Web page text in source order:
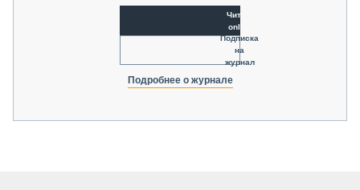
Читать
online
Подписка
на
журнал
Подробнее о журнале